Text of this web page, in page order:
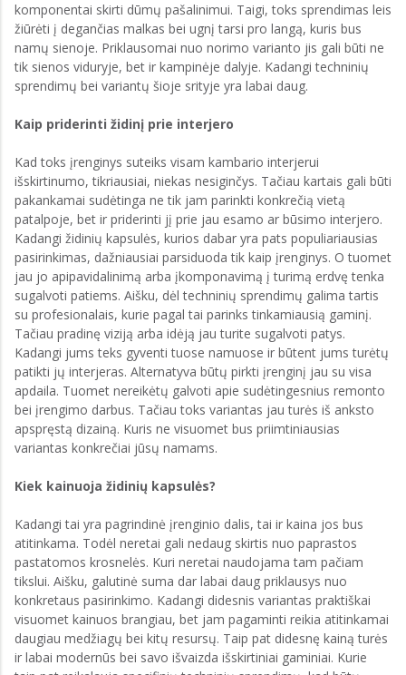
komponentai skirti dūmų pašalinimui. Taigi, toks sprendimas leis
žiūrėti į degančias malkas bei ugnį tarsi pro langą, kuris bus
namų sienoje. Priklausomai nuo norimo varianto jis gali būti ne
tik sienos viduryje, bet ir kampinėje dalyje. Kadangi techninių
sprendimų bei variantų šioje srityje yra labai daug.
Kaip priderinti židinį prie interjero
Kad toks įrenginys suteiks visam kambario interjerui
išskirtinumo, tikriausiai, niekas nesiginčys. Tačiau kartais gali būti
pakankamai sudėtinga ne tik jam parinkti konkrečią vietą
patalpoje, bet ir priderinti jį prie jau esamo ar būsimo interjero.
Kadangi židinių kapsulės, kurios dabar yra pats populiariausias
pasirinkimas, dažniausiai parsiduoda tik kaip įrenginys. O tuomet
jau jo apipavidalinimą arba įkomponavimą į turimą erdvę tenka
sugalvoti patiems. Aišku, dėl techninių sprendimų galima tartis
su profesionalais, kurie pagal tai parinks tinkamiausią gaminį.
Tačiau pradinę viziją arba idėją jau turite sugalvoti patys.
Kadangi jums teks gyventi tuose namuose ir būtent jums turėtų
patikti jų interjeras. Alternatyva būtų pirkti įrenginį jau su visa
apdaila. Tuomet nereikėtų galvoti apie sudėtingesnius remonto
bei įrengimo darbus. Tačiau toks variantas jau turės iš anksto
apspręstą dizainą. Kuris ne visuomet bus priimtiniausias
variantas konkrečiai jūsų namams.
Kiek kainuoja židinių kapsulės?
Kadangi tai yra pagrindinė įrenginio dalis, tai ir kaina jos bus
atitinkama. Todėl neretai gali nedaug skirtis nuo paprastos
pastatomos krosnelės. Kuri neretai naudojama tam pačiam
tikslui. Aišku, galutinė suma dar labai daug priklausys nuo
konkretaus pasirinkimo. Kadangi didesnis variantas praktiškai
visuomet kainuos brangiau, bet jam pagaminti reikia atitinkamai
daugiau medžiagų bei kitų resursų. Taip pat didesnę kainą turės
ir labai modernūs bei savo išvaizda išskirtiniai gaminiai. Kurie